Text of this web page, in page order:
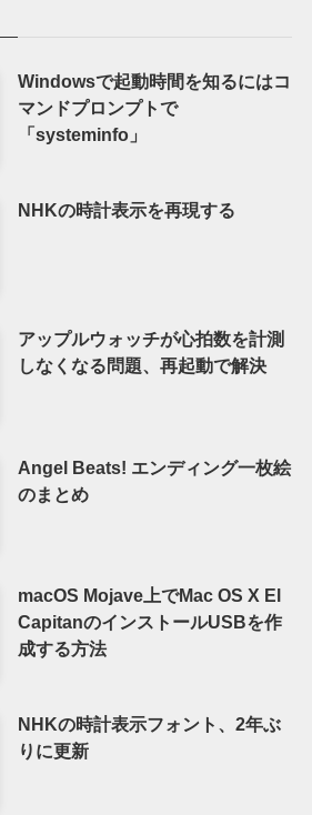
Windowsで起動時間を知るにはコ
マンドプロンプトで
「systeminfo」
NHKの時計表示を再現する
アップルウォッチが心拍数を計測
しなくなる問題、再起動で解決
Angel Beats! エンディング一枚絵
のまとめ
macOS Mojave上でMac OS X El
CapitanのインストールUSBを作
成する方法
NHKの時計表示フォント、2年ぶ
りに更新